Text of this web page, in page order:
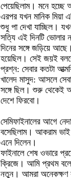
পেয়েছিলাম। মনে হচ্ছে
এরপর যখন মানিক মিয়া
শুধু পা দেখা যাচ্ছিল।
সত্যি এই দিনটি
দিনের সঙ্গে জড়িয়ে
হয়েছিল। সেই জয়ই
প্রশ্ন: সেবার কতটা
খালেদ মাসুদ: আসলে
সঙ্গে ছিল। শুরু থেকেই
দেশে ফিরবো।
সেমিফাইনালের আগে
বসেছিলাম। আকরাম
এনে দিলেন।
ফাইনালে শেষ ওভারে
ক্রিজে। আমি প্রথম
নতুন। আমরা অনেকক্ষণ